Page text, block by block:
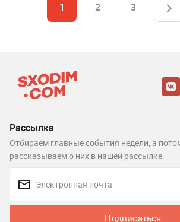
1 2 3
Рассылка
Отбираем главные события недели, а
рассказываем о них в нашей рассылке.
Подписаться